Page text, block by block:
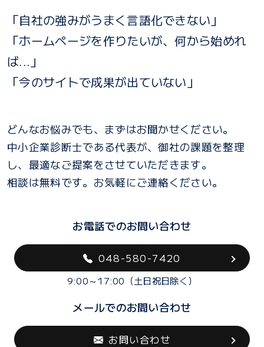
「自社の強みがうまく言語化できない」
「ホームページを作りたいが、何から始めれ
ば...」
「今のサイトで成果が出ていない」
どんなお悩みでも、まずはお聞かせください。
中小企業診断士である代表が、御社の課題を整理
し、最適なご提案をさせていただきます。
相談は無料です。お気軽にご連絡ください。
お電話でのお問い合わせ
048-580-7420
9:00～17:00（土日祝日除く）
メールでのお問い合わせ
お問い合わせ